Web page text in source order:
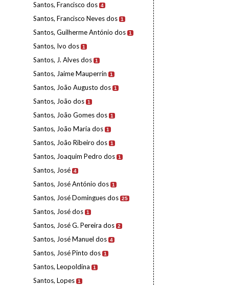
Santos, Francisco dos 4
Santos, Francisco Neves dos 1
Santos, Guilherme António dos 1
Santos, Ivo dos 1
Santos, J. Alves dos 1
Santos, Jaime Mauperrin 1
Santos, João Augusto dos 1
Santos, João dos 1
Santos, João Gomes dos 1
Santos, João Maria dos 1
Santos, João Ribeiro dos 1
Santos, Joaquim Pedro dos 1
Santos, José 4
Santos, José António dos 1
Santos, José Domingues dos 25
Santos, José dos 1
Santos, José G. Pereira dos 2
Santos, José Manuel dos 4
Santos, José Pinto dos 1
Santos, Leopoldina 1
Santos, Lopes 1